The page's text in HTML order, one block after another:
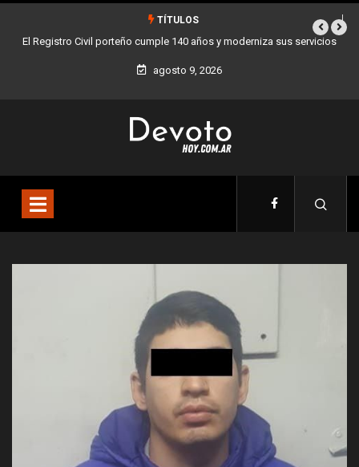
TÍTULOS
sus servicios
Buenos Aires sumó 12 nuevos Bares Notables y ya son
agosto 9, 2026